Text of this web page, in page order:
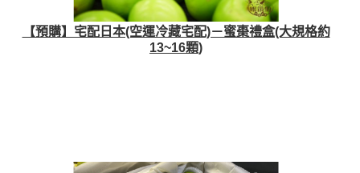
【預購】宅配日本(空運冷藏宅配)－蜜棗禮盒(大規格約
13~16顆)